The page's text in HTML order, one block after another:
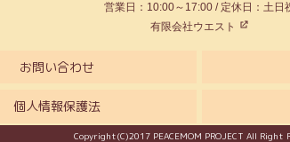
営業日：10:00～17:00 / 定休日：土日
有限会社ウエスト
お問い合わせ
個人情報保護法
Copyright(C)2017 PEACEMOM PROJECT All Right